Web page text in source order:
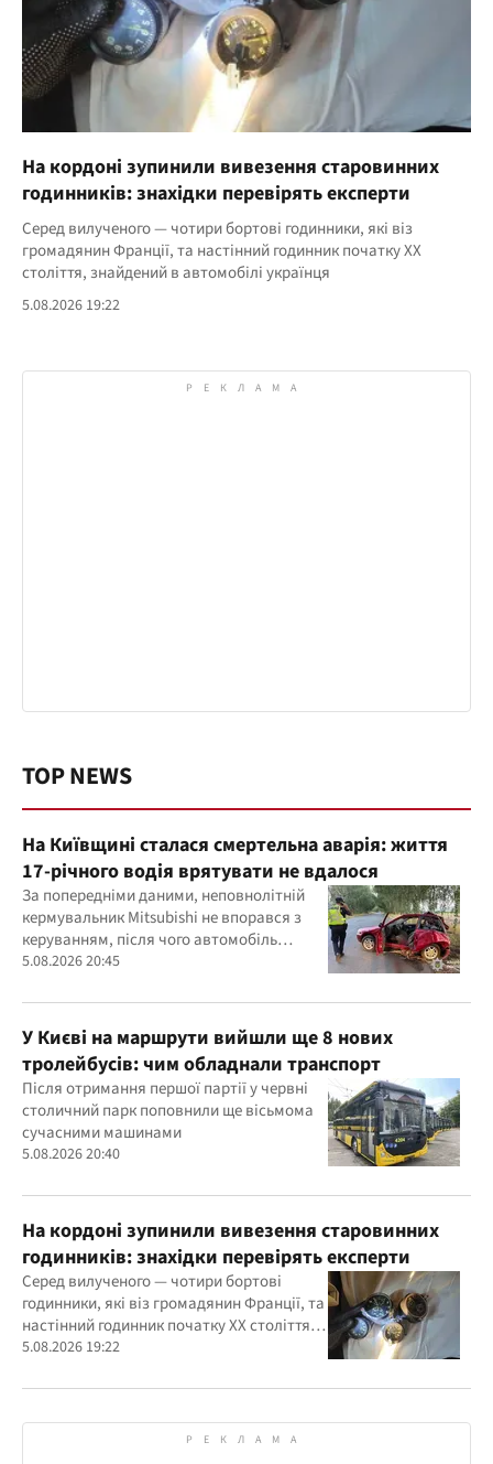
На кордоні зупинили вивезення старовинних
годинників: знахідки перевірять експерти
Серед вилученого — чотири бортові годинники, які віз
громадянин Франції, та настінний годинник початку ХХ
століття, знайдений в автомобілі українця
5.08.2026 19:22
TOP NEWS
На Київщині сталася смертельна аварія: життя
17-річного водія врятувати не вдалося
За попередніми даними, неповнолітній
кермувальник Mitsubishi не впорався з
керуванням, після чого автомобіль
врізався у дерево
5.08.2026 20:45
У Києві на маршрути вийшли ще 8 нових
тролейбусів: чим обладнали транспорт
Після отримання першої партії у червні
столичний парк поповнили ще вісьмома
сучасними машинами
5.08.2026 20:40
На кордоні зупинили вивезення старовинних
годинників: знахідки перевірять експерти
Серед вилученого — чотири бортові
годинники, які віз громадянин Франції, та
настінний годинник початку ХХ століття,
знайдений в автомобілі українця
5.08.2026 19:22